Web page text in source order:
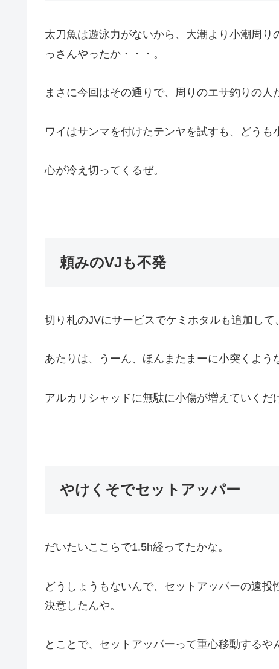
太刀魚は遊泳力がないから、大潮より小潮周
っさんやったか・・・。
まさに今回はその通りで、周りのエサ釣りの人
ワイはサンマを付けたテンヤを試すも、どうも
心が冷え切ってくるぜ。
頼みのVJも不発
切り札のJVにサービスでケミホタルも追加して
あたりは、うーん、ほんまたまーに小突くよう
アルカリシャッドに無駄に小傷が増えていくだ
やけくそでセットアッパー
だいたいここらで1.5h経ってたかな。
どうしょうもないんで、セットアッパーの遠
決意したんや。
とことで、セットアッパーって重心移動するや